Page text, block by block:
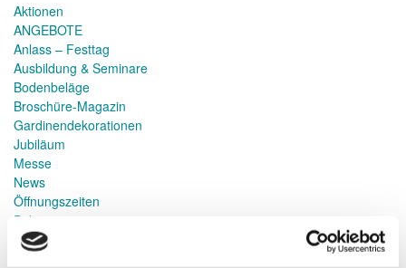
Aktionen
ANGEBOTE
Anlass – Festtag
Ausbildung & Seminare
Bodenbeläge
Broschüre-Magazin
Gardinendekorationen
Jubiläum
Messe
News
Öffnungszeiten
Polstern
Referenz
Sonnenschutz